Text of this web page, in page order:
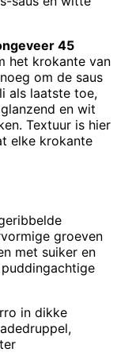
45
het krokante van
om de saus
als laatste toe,
en wit
Textuur is hier
elke krokante
groeven
met suiker en
in dikke